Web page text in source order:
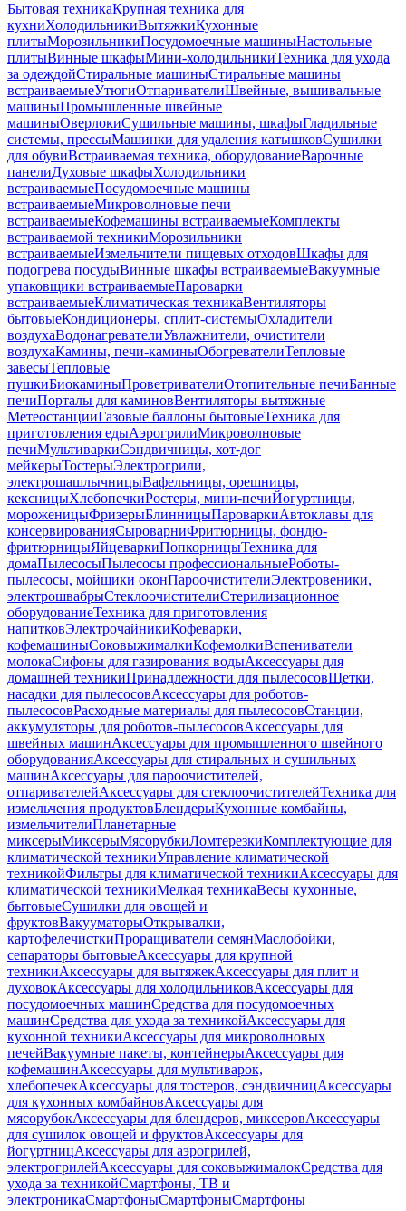
Бытовая техникаКрупная техника для
кухниХолодильникиВытяжкиКухонные
плитыМорозильникиПосудомоечные машиныНастольные
плитыВинные шкафыМини-холодильникиТехника для ухода
за одеждойСтиральные машиныСтиральные машины
встраиваемыеУтюгиОтпаривателиШвейные, вышивальные
машиныПромышленные швейные
машиныОверлокиСушильные машины, шкафыГладильные
системы, прессыМашинки для удаления катышковСушилки
для обувиВстраиваемая техника, оборудованиеВарочные
панелиДуховые шкафыХолодильники
встраиваемыеПосудомоечные машины
встраиваемыеМикроволновые печи
встраиваемыеКофемашины встраиваемыеКомплекты
встраиваемой техникиМорозильники
встраиваемыеИзмельчители пищевых отходовШкафы для
подогрева посудыВинные шкафы встраиваемыеВакуумные
упаковщики встраиваемыеПароварки
встраиваемыеКлиматическая техникаВентиляторы
бытовыеКондиционеры, сплит-системыОхладители
воздухаВодонагревателиУвлажнители, очистители
воздухаКамины, печи-каминыОбогревателиТепловые
завесыТепловые
пушкиБиокаминыПроветривателиОтопительные печиБанные
печиПорталы для каминовВентиляторы вытяжные
МетеостанцииГазовые баллоны бытовыеТехника для
приготовления едыАэрогрилиМикроволновые
печиМультиваркиСэндвичницы, хот-дог
мейкерыТостерыЭлектрогрили,
электрошашлычницыВафельницы, орешницы,
кексницыХлебопечкиРостеры, мини-печиЙогуртницы,
мороженицыФризерыБлинницыПароваркиАвтоклавы для
консервированияСыроварниФритюрницы, фондю-
фритюрницыЯйцеваркиПопкорницыТехника для
домаПылесосыПылесосы профессиональныеРоботы-
пылесосы, мойщики оконПароочистителиЭлектровеники,
электрошвабрыСтеклоочистителиСтерилизационное
оборудованиеТехника для приготовления
напитковЭлектрочайникиКофеварки,
кофемашиныСоковыжималкиКофемолкиВспениватели
молокаСифоны для газирования водыАксессуары для
домашней техникиПринадлежности для пылесосовЩетки,
насадки для пылесосовАксессуары для роботов-
пылесосовРасходные материалы для пылесосовСтанции,
аккумуляторы для роботов-пылесосовАксессуары для
швейных машинАксессуары для промышленного швейного
оборудованияАксессуары для стиральных и сушильных
машинАксессуары для пароочистителей,
отпаривателейАксессуары для стеклоочистителейТехника для
измельчения продуктовБлендерыКухонные комбайны,
измельчителиПланетарные
миксерыМиксерыМясорубкиЛомтерезкиКомплектующие для
климатической техникиУправление климатической
техникойФильтры для климатической техникиАксессуары для
климатической техникиМелкая техникаВесы кухонные,
бытовыеСушилки для овощей и
фруктовВакууматорыОткрывалки,
картофелечисткиПроращиватели семянМаслобойки,
сепараторы бытовыеАксессуары для крупной
техникиАксессуары для вытяжекАксессуары для плит и
духовокАксессуары для холодильниковАксессуары для
посудомоечных машинСредства для посудомоечных
машинСредства для ухода за техникойАксессуары для
кухонной техникиАксессуары для микроволновых
печейВакуумные пакеты, контейнерыАксессуары для
кофемашинАксессуары для мультиварок,
хлебопечекАксессуары для тостеров, сэндвичницАксессуары
для кухонных комбайновАксессуары для
мясорубокАксессуары для блендеров, миксеровАксессуары
для сушилок овощей и фруктовАксессуары для
йогуртницАксессуары для аэрогрилей,
электрогрилейАксессуары для соковыжималокСредства для
ухода за техникойСмартфоны, ТВ и
электроникаСмартфоныСмартфоныСмартфоны